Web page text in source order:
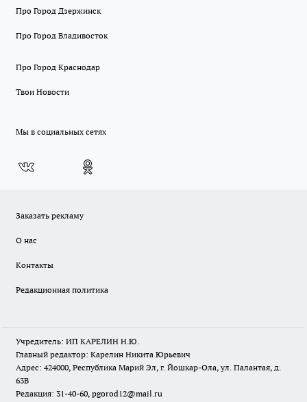
Про Город Дзержинск
Про Город Владивосток
Про Город Краснодар
Твои Новости
Мы в социальных сетях
Заказать рекламу
О нас
Контакты
Редакционная политика
Учредитель: ИП КАРЕЛИН Н.Ю.
Главный редактор: Карелин Никита Юрьевич
Адрес: 424000, Республика Марий Эл, г. Йошкар-Ола, ул. Палантая, д.
63В
Редакция: 31-40-60, pgorod12@mail.ru